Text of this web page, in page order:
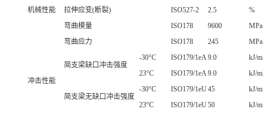
机械性能
拉伸应变(断裂)
ISO527-2 2.5
%
弯曲模量
ISO178 9600
MPa
弯曲应力
ISO178 245 MPa
冲击性能
简支梁缺口冲击强度
-30°C ISO179/1eA9.0
kJ/
23°C
ISO179/1eA9.0 kJ/
简支梁无缺口冲击强度
-30°C ISO179/1eU45
kJ/
23°C
ISO179/1eU50 kJ/